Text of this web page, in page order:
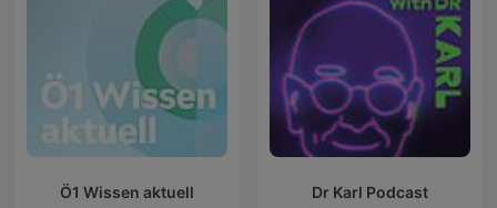
Ö1 Wissen aktuell Dr Karl Podcast